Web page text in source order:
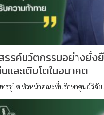
รรค์นวัตกรรมอย่างยั่ง
และเติบโตในอนาคต
ทรชูโต หัวหน้าคณะที่ปรึกษาศูนย์วิจั